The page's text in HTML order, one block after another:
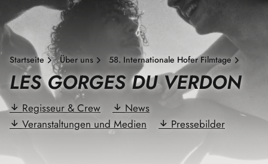
Startseite Über uns 58. Internationale Hofer Filmtage
LES GORGES DU VERDON
Regisseur & Crew
News
Veranstaltungen und Medien
Pressebilder